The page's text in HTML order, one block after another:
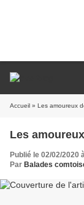
Accueil » Les amoureux
Les
Publié le 02/02/2020
Par Balades